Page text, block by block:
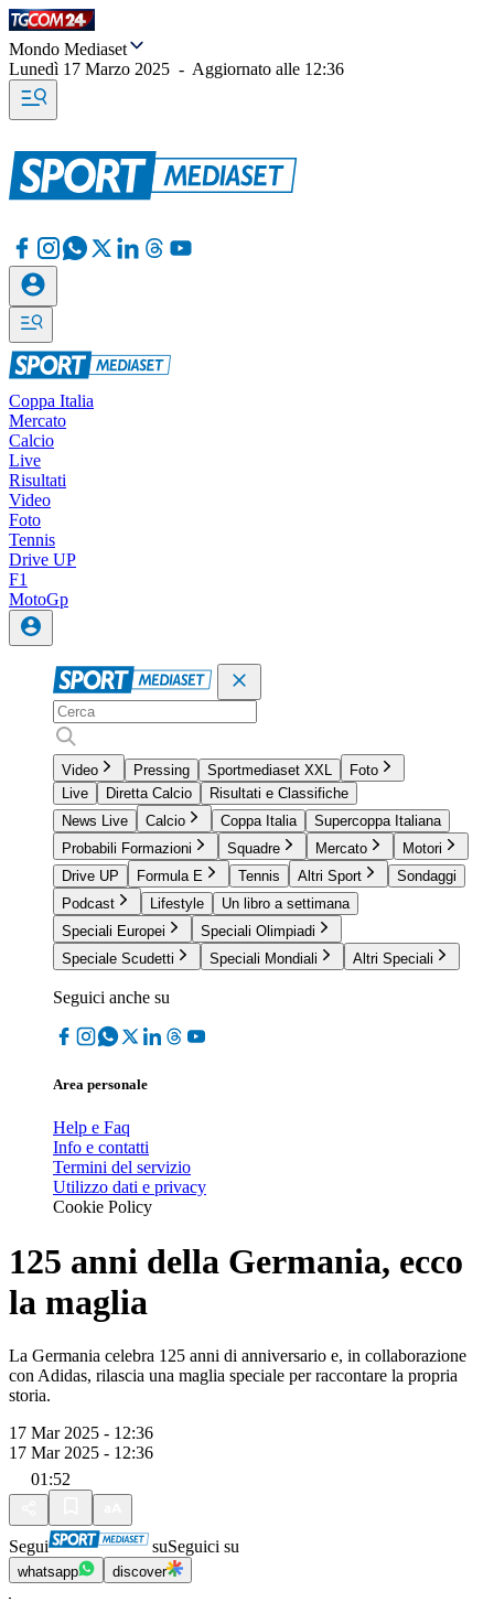
Mondo Mediaset
Lunedì 17 Marzo 2025 - Aggiornato alle 12:36
Coppa Italia
Mercato
Calcio
Live
Risultati
Video
Foto
Tennis
Drive UP
F1
MotoGp
Video Pressing Sportmediaset XXL
Foto
Live
Diretta Calcio
Risultati e Classifiche
News Live
Calcio Coppa Italia
Supercoppa Italiana
Probabili Formazioni
Squadre Mercato
Motori
Drive UP
Formula E Tennis Altri Sport
Sondaggi
Podcast
Lifestyle
Un libro a settimana
Speciali Europei
Speciali Olimpiadi
Speciale Scudetti
Speciali Mondiali Altri Speciali
Seguici anche su
Area personale
Help e Faq
Info e contatti
Termini del servizio
Utilizzo dati e privacy
Cookie Policy
125 anni della Germania, ecco
la maglia
La Germania celebra 125 anni di anniversario e, in collaborazione
con Adidas, rilascia una maglia speciale per raccontare la propria
storia.
17 Mar 2025 - 12:36
17 Mar 2025 - 12:36
01:52
Segui suSeguici su
whatsapp discover